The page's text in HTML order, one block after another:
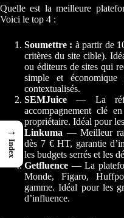
Quelle est la meilleure
Voici le top 4 :
Soumettre : à partir de
critères du site cible).
ou éditeurs de sites qui
simple et
contextualisés.
SEMJuice — La
accompagnement clé
propriétaire. Idéal pour
Linkuma — Meilleur
dès 7 € HT, garantie
les budgets serrés et les
Getfluence — La
Monde, Figaro,
gamme. Idéal pour les
d’influence.
→
Index